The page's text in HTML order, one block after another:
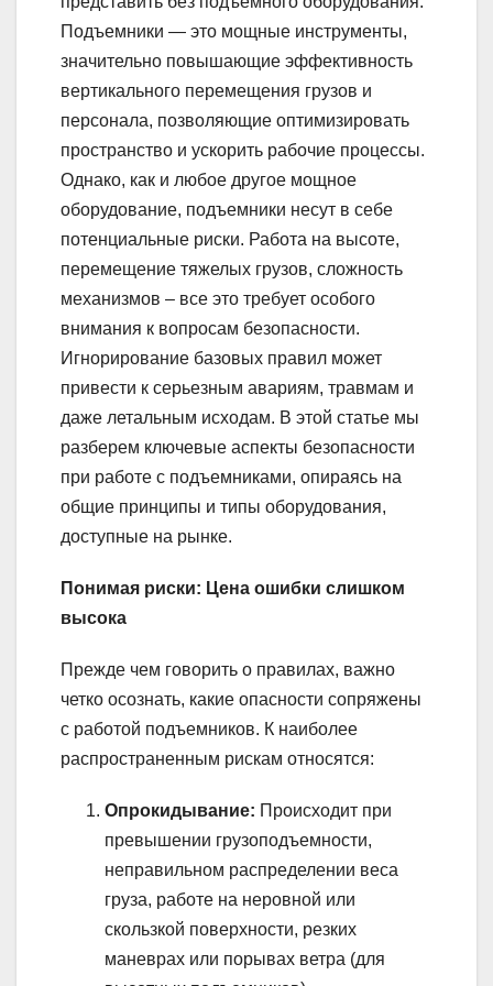
Подъемники — это мощные инструменты,
значительно повышающие эффективность
вертикального перемещения грузов и
персонала, позволяющие оптимизировать
пространство и ускорить рабочие процессы.
Однако, как и любое другое мощное
оборудование, подъемники несут в себе
потенциальные риски. Работа на высоте,
перемещение тяжелых грузов, сложность
механизмов – все это требует особого
внимания к вопросам безопасности.
Игнорирование базовых правил может
привести к серьезным авариям, травмам и
даже летальным исходам. В этой статье мы
разберем ключевые аспекты безопасности
при работе с подъемниками, опираясь на
общие принципы и типы оборудования,
доступные на рынке.
Понимая риски: Цена ошибки слишком
высока
Прежде чем говорить о правилах, важно
четко осознать, какие опасности сопряжены
с работой подъемников. К наиболее
распространенным рискам относятся:
Опрокидывание: Происходит при
превышении грузоподъемности,
неправильном распределении веса
груза, работе на неровной или
скользкой поверхности, резких
маневрах или порывах ветра (для